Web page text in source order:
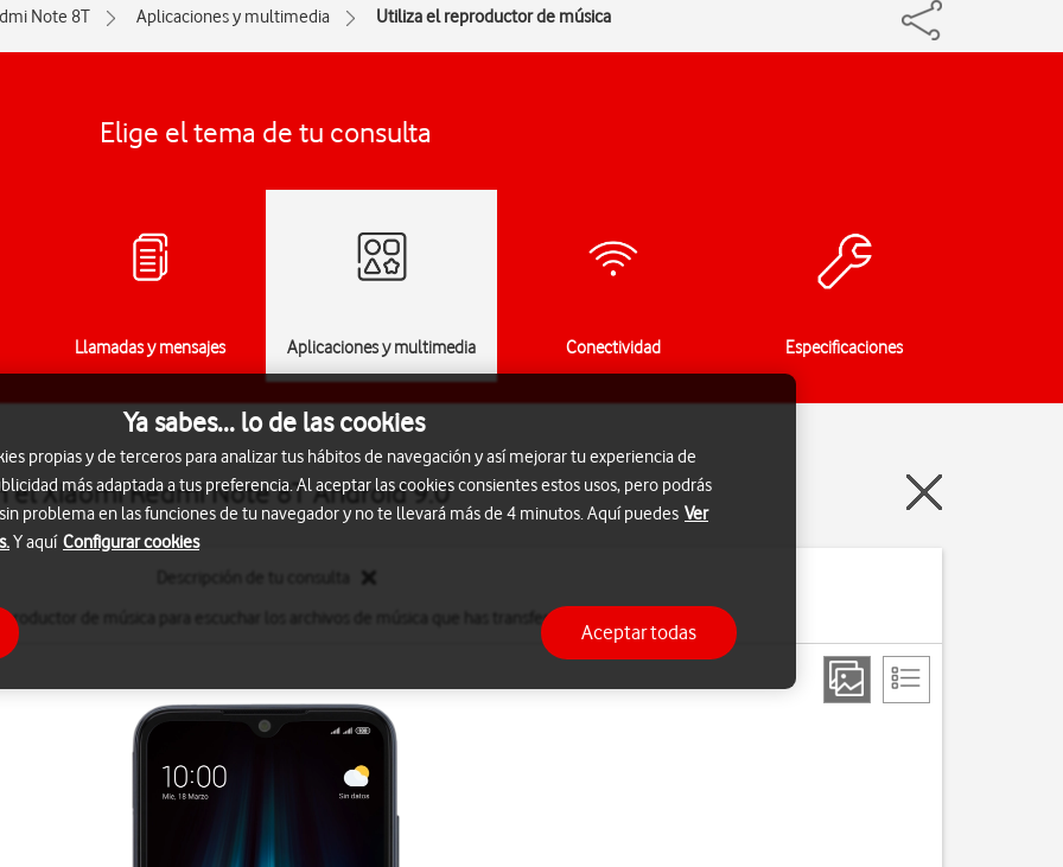
Note 8T Aplicaciones y multimedia Utiliza el reproductor de música
Elige el tema de tu consulta
Llamadas y mensajes Aplicaciones y multimedia Conectividad Especificaciones
Xiaomi Redmi Note 8T Android 9.0
de música para escuchar los archivos de música que has transferido a tu teléfono.
Ya sabes... lo de las cookies
propias y de terceros para analizar tus hábitos de navegación y así mejorar tu experiencia de
más adaptada a tus preferencia. Al aceptar las cookies consientes estos usos, pero podrás
problema en las funciones de tu navegador y no te llevará más de 4 minutos. Aquí puedes Ver
Y aquí Configurar cookies
Aceptar todas